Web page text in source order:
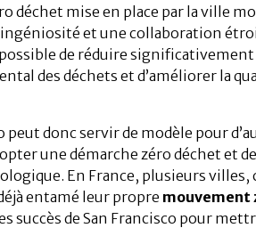
déchet mise en place par la ville
et une collaboration
de réduire significativement
des déchets et d’améliorer la
peut donc servir de modèle pour
une démarche zéro déchet et
En France, plusieurs villes,
entamé leur propre mouvement
succès de San Francisco pour